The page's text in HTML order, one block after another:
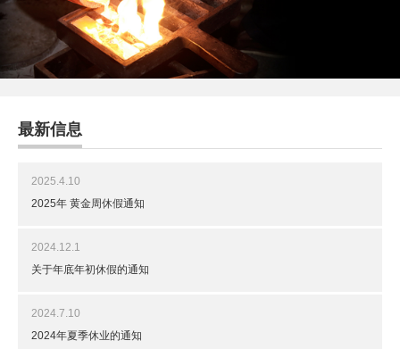
最新信息
2025.4.10
2025年 黄金周休假通知
2024.12.1
关于年底年初休假的通知
2024.7.10
2024年夏季休业的通知